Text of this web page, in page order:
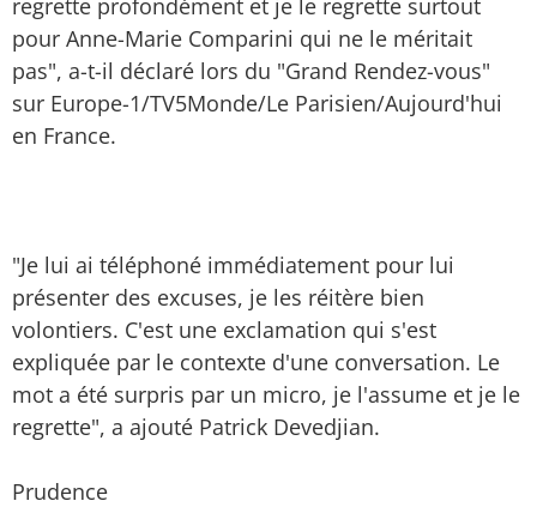
regrette profondément et je le regrette surtout
pour Anne-Marie Comparini qui ne le méritait
pas", a-t-il déclaré lors du "Grand Rendez-vous"
sur Europe-1/TV5Monde/Le Parisien/Aujourd'hui
en France.
"Je lui ai téléphoné immédiatement pour lui
présenter des excuses, je les réitère bien
volontiers. C'est une exclamation qui s'est
expliquée par le contexte d'une conversation. Le
mot a été surpris par un micro, je l'assume et je le
regrette", a ajouté Patrick Devedjian.
Prudence